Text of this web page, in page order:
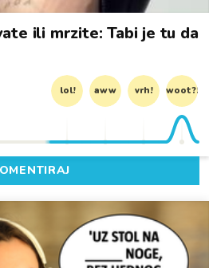
ili mrzite: Tabi je tu da
lol! aww vrh! woot?!